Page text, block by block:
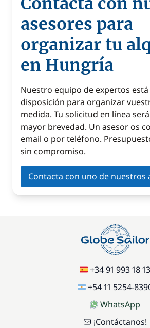
asesores para
organizar tu
en Hungría
Nuestro equipo de expertos
disposición para organizar
medida. Tu solicitud en línea
mayor brevedad. Un asesor os
email o por teléfono.
sin compromiso.
Contacta con uno de nuestros
+34 91 993 18 13
+54 11 5254-
WhatsApp
¡Contáctanos!